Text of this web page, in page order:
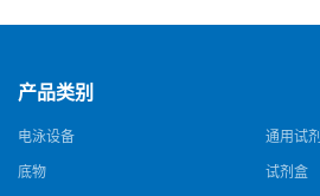
产品类别
电泳设备 通用试剂
底物 试剂盒